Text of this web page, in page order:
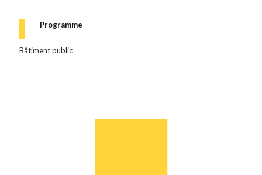
Programme
Bâtiment public